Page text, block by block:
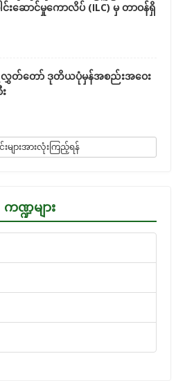
းဆောင်မှုကောလိပ် (ILC) မှ တာဝန်ရှိ
တော် ဒုတိယပုံမှန်အစည်းအဝေး
များအားလုံးကြည့်ရန်
ကဏ္ဍများ